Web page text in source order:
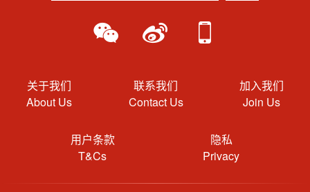
关于我们
About Us
联系我们
Contact Us
加入我们
Join Us
用户条款
T&Cs
隐私
Privacy